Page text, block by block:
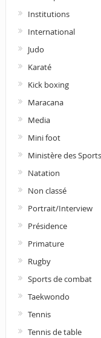
Institutions
International
Judo
Karaté
Kick boxing
Maracana
Media
Mini foot
Ministère des Sports
Natation
Non classé
Portrait/Interview
Présidence
Primature
Rugby
Sports de combat
Taekwondo
Tennis
Tennis de table